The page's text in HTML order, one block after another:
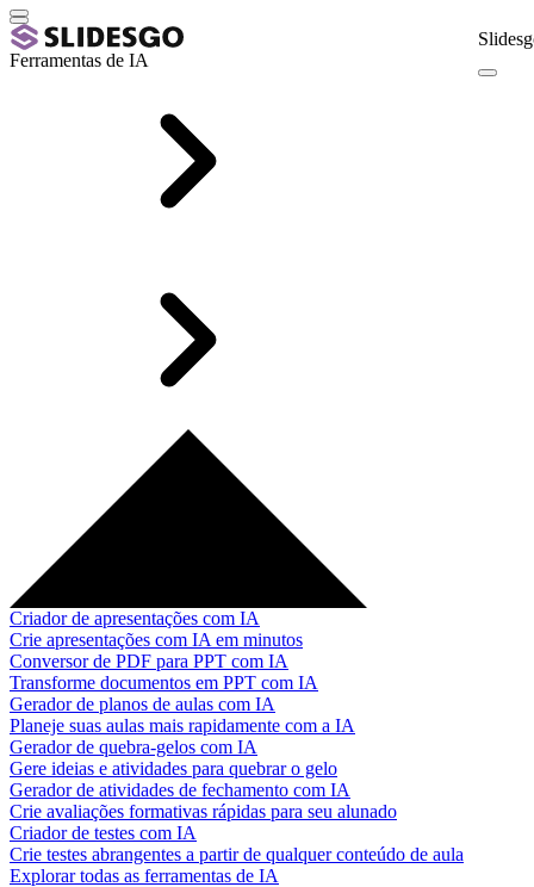
Ferramentas de IA
Criador de apresentações com IA
Crie apresentações com IA em minutos
Conversor de PDF para PPT com IA
Transforme documentos em PPT com IA
Gerador de planos de aulas com IA
Planeje suas aulas mais rapidamente com a IA
Gerador de quebra-gelos com IA
Gere ideias e atividades para quebrar o gelo
Gerador de atividades de fechamento com IA
Crie avaliações formativas rápidas para seu alunado
Criador de testes com IA
Crie testes abrangentes a partir de qualquer conteúdo de aula
Explorar todas as ferramentas de IA